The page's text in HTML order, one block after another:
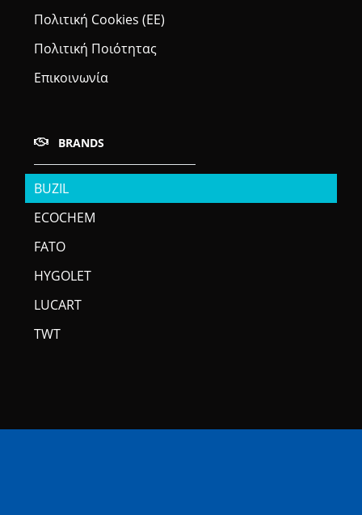
Πολιτική Cookies (ΕΕ)
Πολιτική Ποιότητας
Επικοινωνία
BRANDS
BUZIL
ECOCHEM
FATO
HYGOLET
LUCART
TWT